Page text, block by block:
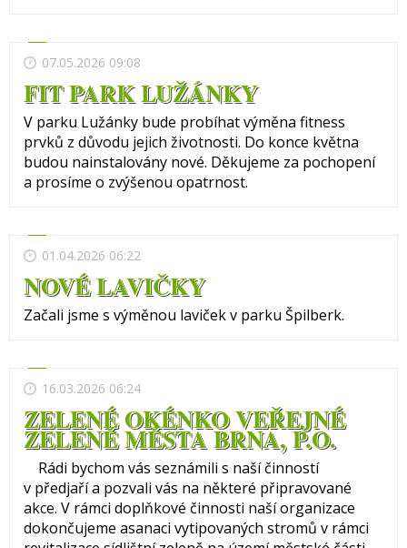
07.05.2026 09:08
FIT PARK LUŽÁNKY
V parku Lužánky bude probíhat výměna fitness
prvků z důvodu jejich životnosti. Do konce května
budou nainstalovány nové. Děkujeme za pochopení
a prosíme o zvýšenou opatrnost.
01.04.2026 06:22
NOVÉ LAVIČKY
Začali jsme s výměnou laviček v parku Špilberk.
16.03.2026 06:24
ZELENÉ OKÉNKO VEŘEJNÉ
ZELENĚ MĚSTA BRNA, P.O.
Rádi bychom vás seznámili s naší činností
v předjaří a pozvali vás na některé připravované
akce. V rámci doplňkové činnosti naší organizace
dokončujeme asanaci vytipovaných stromů v rámci